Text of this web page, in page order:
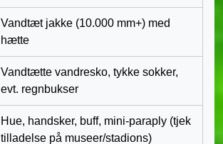
Vandtæt jakke (10.000 mm+) med
hætte
Vandtætte vandresko, tykke sokker,
evt. regnbukser
Hue, handsker, buff, mini-paraply (tjek
tilladelse på museer/stadions)